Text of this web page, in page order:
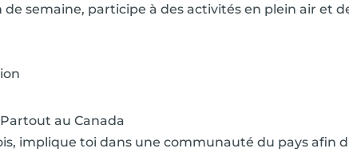
de semaine, participe à des activités en plein air et
Partout au Canada
implique toi dans une communauté du pays afin